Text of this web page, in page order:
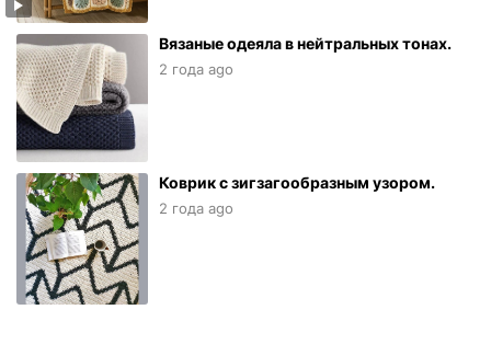
Вязаные одеяла в нейтральных тонах.
2 года ago
Коврик с зигзагообразным узором.
2 года ago